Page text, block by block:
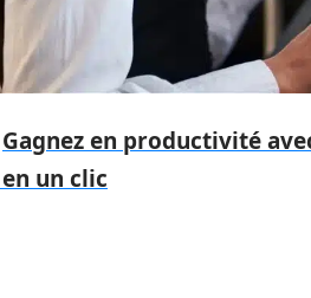
Gagnez en productivité
un clic